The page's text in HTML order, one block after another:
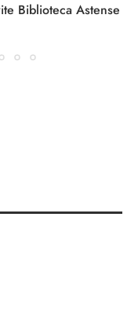
Biblioteca Astense